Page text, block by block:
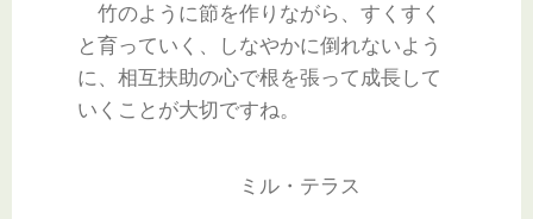
竹のように節を作りながら、すくすく
と育っていく、しなやかに倒れないよう
に、相互扶助の心で根を張って成長して
いくことが大切ですね。
ミル・テラス